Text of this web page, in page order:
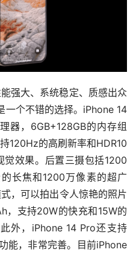
强大、系统稳定、质感出众
一个不错的选择。iPhone 14
器，6GB+128GB的内存组
120Hz的高刷新率和HDR10
效果。后置三摄包括1200
长焦和1200万像素的超广
，可以拍出令人惊艳的照片
，支持20W的快充和15W的
外，iPhone 14 Pro还支持
能，非常完善。目前iPhone